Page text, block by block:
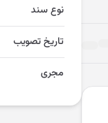
نوع سند
تاریخ تصویب
مجری